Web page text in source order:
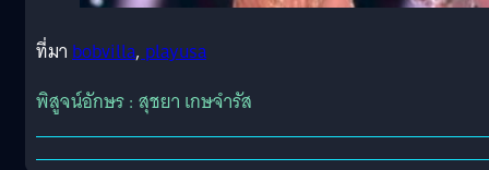
ที่มาbobvilla,playusa
พิสูจน์อักษร : สุชยา เกษจำรัส